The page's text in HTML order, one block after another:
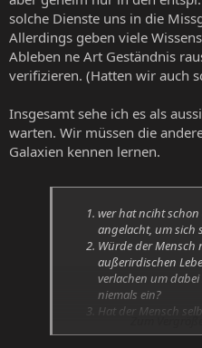
solche Dienste uns in die
Allerdings geben viele
Ableben ne Art Geständnis
verifizieren. (Hatten wir auch
Insgesamt sehe ich es als
warten. Wir müssen die
Galaxien kennen lernen.
wer hat nciht
angelacht, um sich
Würde der Mensch
außerirdischen
verlachen um
niemals ein?
Hat der Mensch